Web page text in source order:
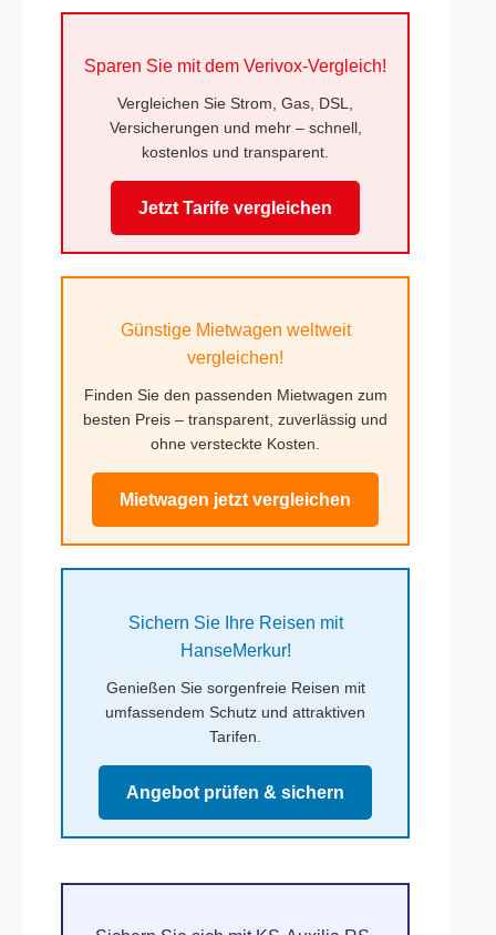
Sparen Sie mit dem Verivox-Vergleich!
Vergleichen Sie Strom, Gas, DSL,
Versicherungen und mehr – schnell,
kostenlos und transparent.
Jetzt Tarife vergleichen
Günstige Mietwagen weltweit
vergleichen!
Finden Sie den passenden Mietwagen zum
besten Preis – transparent, zuverlässig und
ohne versteckte Kosten.
Mietwagen jetzt vergleichen
Sichern Sie Ihre Reisen mit
HanseMerkur!
Genießen Sie sorgenfreie Reisen mit
umfassendem Schutz und attraktiven
Tarifen.
Angebot prüfen & sichern